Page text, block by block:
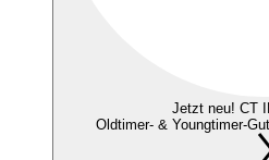
Jetzt neu! CT
Oldtimer- & Youngtimer-